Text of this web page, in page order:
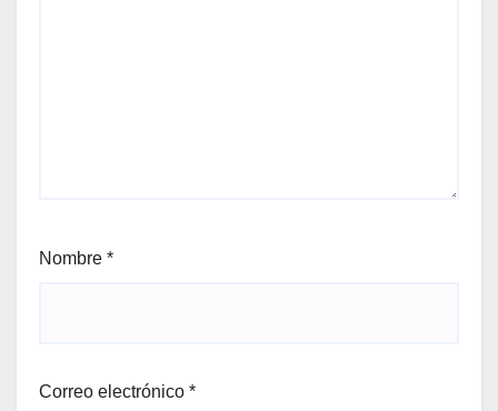
Nombre *
Correo electrónico *